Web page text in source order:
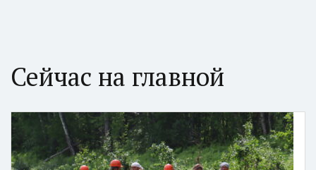
Сейчас на главной